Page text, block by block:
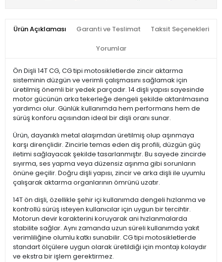
Ürün Açıklaması Garanti ve Teslimat Taksit Seçenekleri
Yorumlar
Ön Dişli 14T CG, CG tipi motosikletlerde zincir aktarma
sisteminin düzgün ve verimli çalışmasını sağlamak için
üretilmiş önemli bir yedek parçadır. 14 dişli yapısı sayesinde
motor gücünün arka tekerleğe dengeli şekilde aktarılmasına
yardımcı olur. Günlük kullanımda hem performans hem de
sürüş konforu açısından ideal bir dişli oranı sunar.
Ürün, dayanıklı metal alaşımdan üretilmiş olup aşınmaya
karşı dirençlidir. Zincirle temas eden diş profili, düzgün güç
iletimi sağlayacak şekilde tasarlanmıştır. Bu sayede zincirde
sıyırma, ses yapma veya düzensiz aşınma gibi sorunların
önüne geçilir. Doğru dişli yapısı, zincir ve arka dişli ile uyumlu
çalışarak aktarma organlarının ömrünü uzatır.
14T ön dişli, özellikle şehir içi kullanımda dengeli hızlanma ve
kontrollü sürüş isteyen kullanıcılar için uygun bir tercihtir.
Motorun devir karakterini koruyarak ani hızlanmalarda
stabilite sağlar. Aynı zamanda uzun süreli kullanımda yakıt
verimliliğine olumlu katkı sunabilir. CG tipi motosikletlerde
standart ölçülere uygun olarak üretildiği için montajı kolaydır
ve ekstra bir işlem gerektirmez.